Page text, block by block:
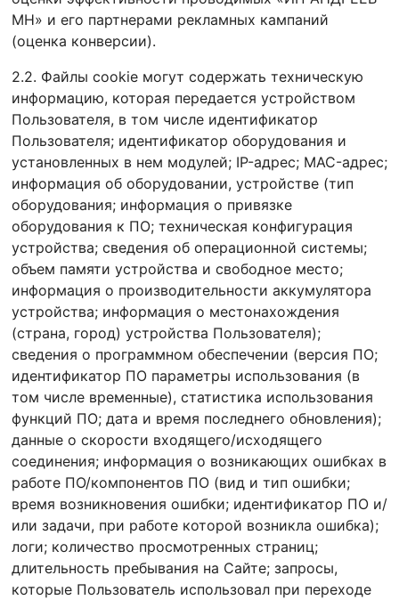
МН» и его партнерами рекламных кампаний
(оценка конверсии).
2.2. Файлы cookie могут содержать техническую
информацию, которая передается устройством
Пользователя, в том числе идентификатор
Пользователя; идентификатор оборудования и
установленных в нем модулей; IP-адрес; MAC-адрес;
информация об оборудовании, устройстве (тип
оборудования; информация о привязке
оборудования к ПО; техническая конфигурация
устройства; сведения об операционной системы;
объем памяти устройства и свободное место;
информация о производительности аккумулятора
устройства; информация о местонахождения
(страна, город) устройства Пользователя);
сведения о программном обеспечении (версия ПО;
идентификатор ПО параметры использования (в
том числе временные), статистика использования
функций ПО; дата и время последнего обновления);
данные о скорости входящего/исходящего
соединения; информация о возникающих ошибках в
работе ПО/компонентов ПО (вид и тип ошибки;
время возникновения ошибки; идентификатор ПО и/
или задачи, при работе которой возникла ошибка);
логи; количество просмотренных страниц;
длительность пребывания на Сайте; запросы,
которые Пользователь использовал при переходе